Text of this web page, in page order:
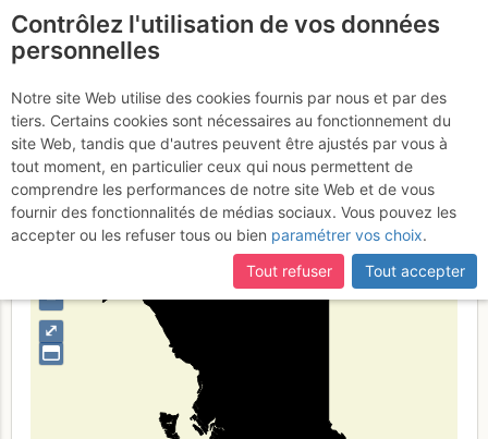
Britanska Kolumbija
Type de région limite administrative
⤢
–
Contrôlez l'utilisation de vos données
personnelles
Notre site Web utilise des cookies fournis par nous et par des
tiers. Certains cookies sont nécessaires au fonctionnement du
site Web, tandis que d'autres peuvent être ajustés par vous à
tout moment, en particulier ceux qui nous permettent de
comprendre les performances de notre site Web et de vous
fournir des fonctionnalités de médias sociaux. Vous pouvez les
accepter ou les refuser tous ou bien paramétrer vos choix.
Tout refuser
Tout accepter